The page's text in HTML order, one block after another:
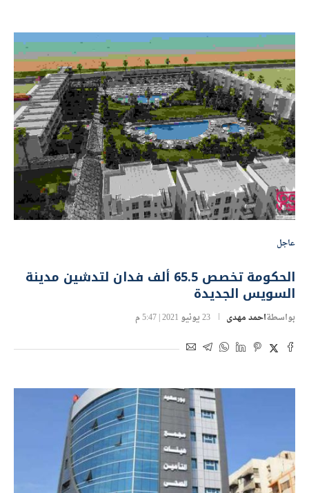
عاجل
الحكومة تخصص 65.5 ألف فدان لتدشين مدينة
السويس الجديدة
بواسطةاحمد مهدى 23 يونيو 2021 | 5:47 م